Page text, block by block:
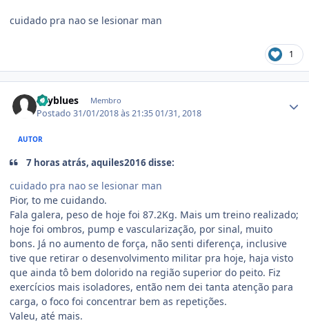
cuidado pra nao se lesionar man
1
skyblues Membro
Postado31/01/2018 às 21:3501/31, 2018
AUTOR
7 horas atrás, aquiles2016 disse:
cuidado pra nao se lesionar man
Pior, to me cuidando.
Fala galera, peso de hoje foi 87.2Kg. Mais um treino realizado;
hoje foi ombros, pump e vascularização, por sinal, muito
bons. Já no aumento de força, não senti diferença, inclusive
tive que retirar o desenvolvimento militar pra hoje, haja visto
que ainda tô bem dolorido na região superior do peito. Fiz
exercícios mais isoladores, então nem dei tanta atenção para
carga, o foco foi concentrar bem as repetições.
Valeu, até mais.